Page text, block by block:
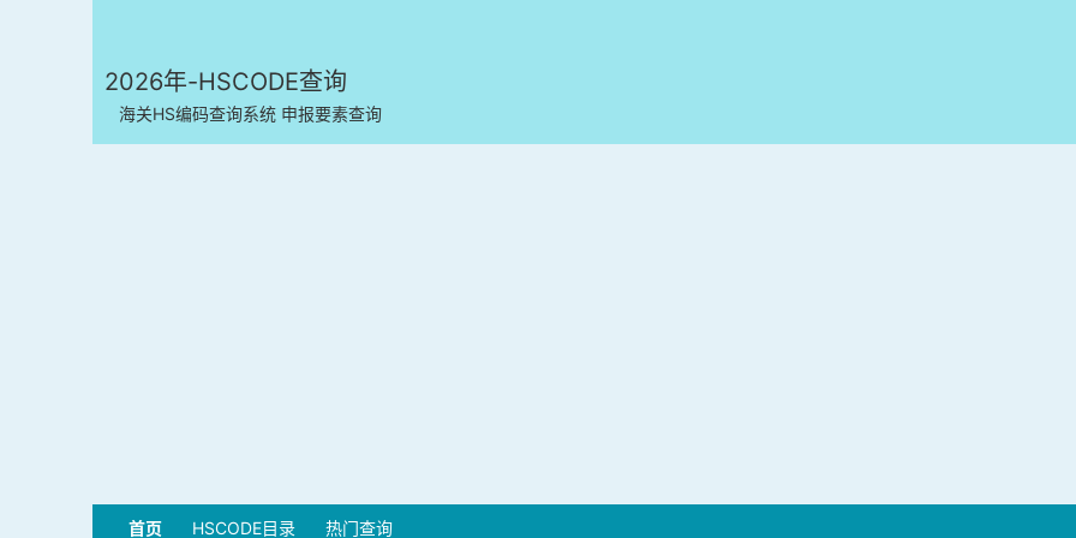
2026年-HSCODE查询
海关HS编码查询系统 申报要素查询
首页 HSCODE目录 热门查询